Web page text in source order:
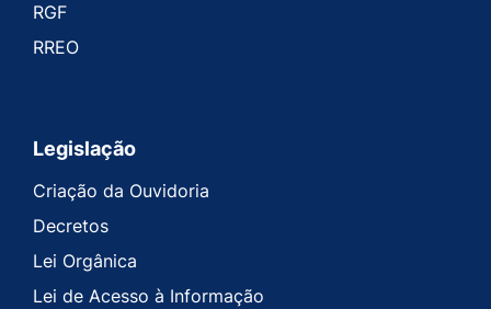
RGF
RREO
Legislação
Criação da Ouvidoria
Decretos
Lei Orgânica
Lei de Acesso à Informação